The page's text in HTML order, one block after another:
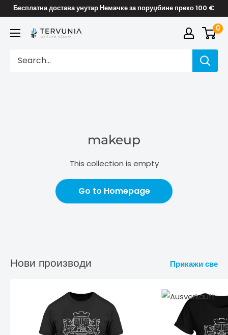
Skip
content
Бесплатна достава унутар Немачке за поруџбине преко 100 €
TERVUNIA
Stores
0
makeup
This collection is empty
Go to Homepage
Нови производи Прикажи све